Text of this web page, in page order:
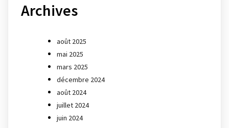
Archives
août 2025
mai 2025
mars 2025
décembre 2024
août 2024
juillet 2024
juin 2024